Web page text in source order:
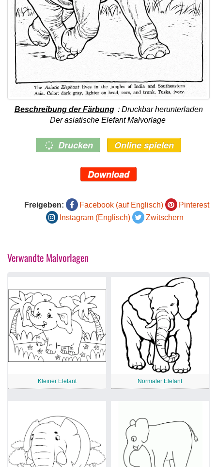
Beschreibung der Färbung : Druckbar herunterladen
Der asiatische Elefant Malvorlage
Drucken Online spielen
Download
Freigeben: Facebook (auf Englisch)
Pinterest
Instagram (Englisch)
Zwitschern
Verwandte Malvorlagen
Kleiner Elefant Normaler Elefant